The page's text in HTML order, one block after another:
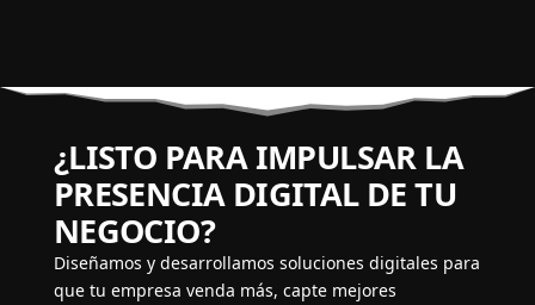
¿LISTO PARA IMPULSAR LA
PRESENCIA DIGITAL DE TU
NEGOCIO?
Diseñamos y desarrollamos soluciones digitales para
que tu empresa venda más, capte mejores